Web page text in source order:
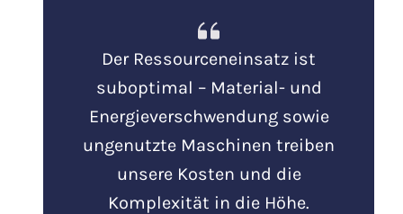
Der Ressourceneinsatz ist
suboptimal – Material- und
Energieverschwendung sowie
ungenutzte Maschinen treiben
unsere Kosten und die
Komplexität in die Höhe.